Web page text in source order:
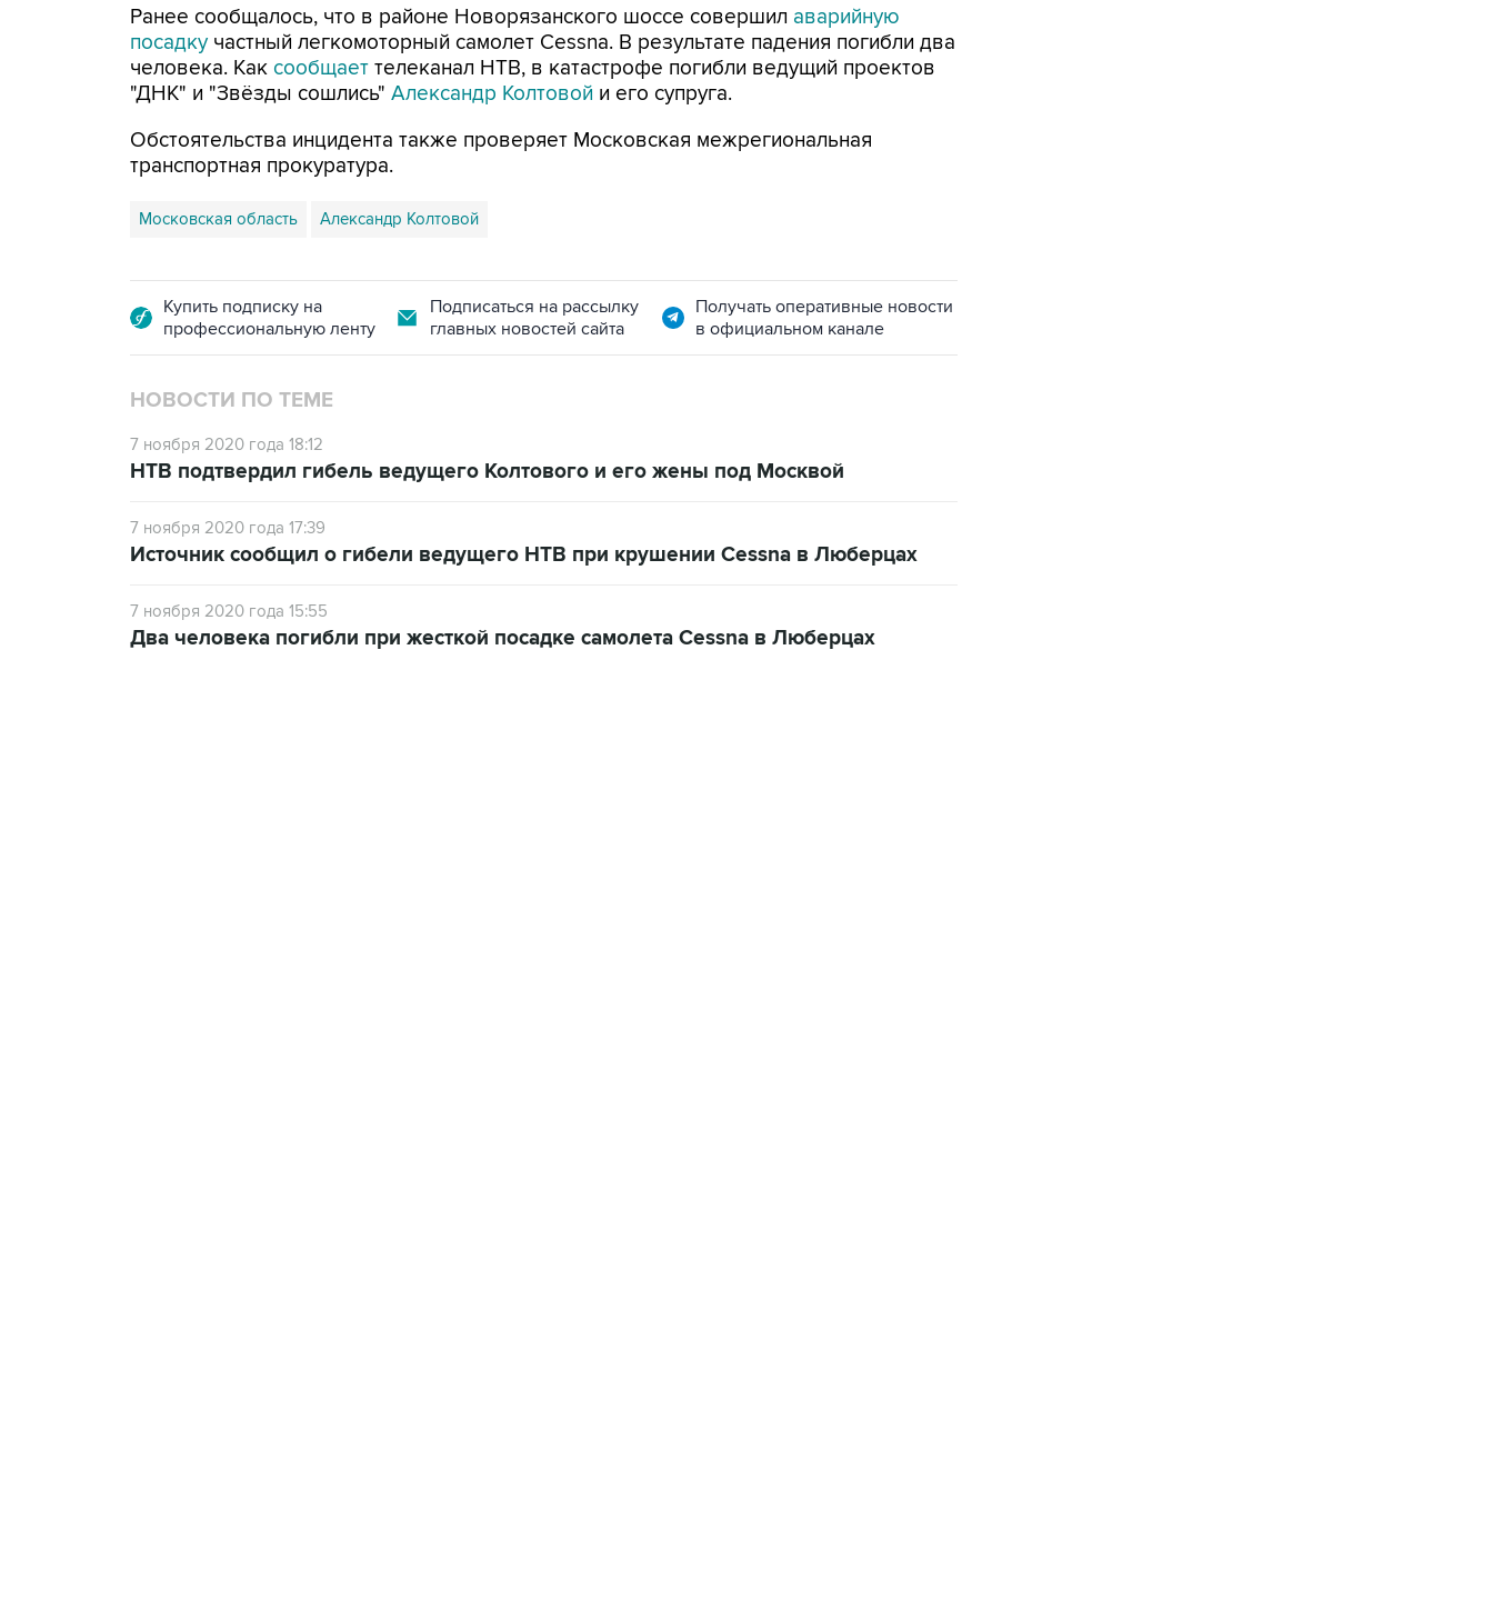
Ранее сообщалось, что в районе Новорязанского шоссе совершил аварийную
посадку частный легкомоторный самолет Cessna. В результате падения погибли два
человека. Как сообщает телеканал НТВ, в катастрофе погибли ведущий проектов
"ДНК" и "Звёзды сошлись" Александр Колтовой и его супруга.
Обстоятельства инцидента также проверяет Московская межрегиональная
транспортная прокуратура.
Московская область Александр Колтовой
Купить подписку на
профессиональную ленту
Подписаться на рассылку
главных новостей сайта
Получать оперативные новости
в официальном канале
НОВОСТИ ПО ТЕМЕ
7 ноября 2020 года 18:12
НТВ подтвердил гибель ведущего Колтового и его жены под Москвой
7 ноября 2020 года 17:39
Источник сообщил о гибели ведущего НТВ при крушении Cessna в Люберцах
7 ноября 2020 года 15:55
Два человека погибли при жесткой посадке самолета Сessna в Люберцах